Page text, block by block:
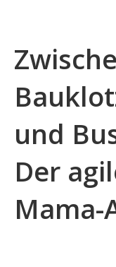
und
Der
Mama-